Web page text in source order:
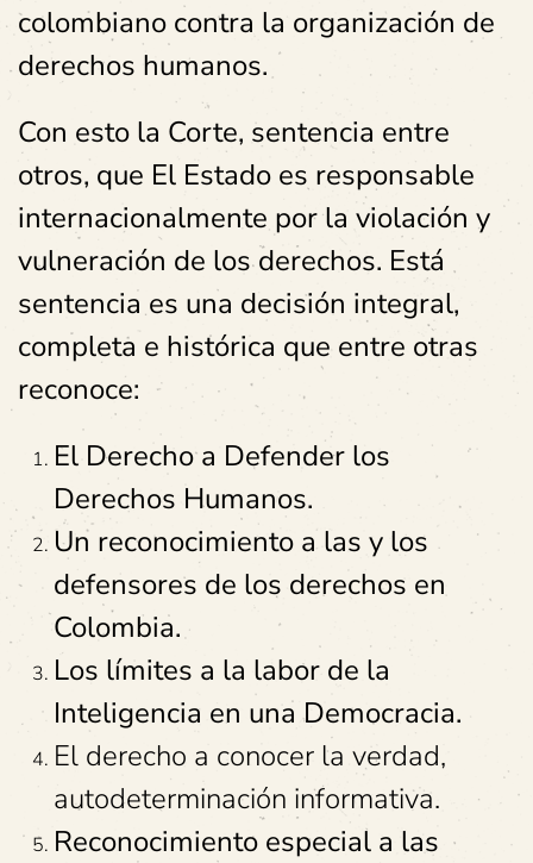
colombiano contra la organización de
derechos humanos.
Con esto la Corte, sentencia entre
otros, que El Estado es responsable
internacionalmente por la violación y
vulneración de los derechos. Está
sentencia es una decisión integral,
completa e histórica que entre otras
reconoce:
El Derecho a Defender los
Derechos Humanos.
Un reconocimiento a las y los
defensores de los derechos en
Colombia.
Los límites a la labor de la
Inteligencia en una Democracia.
El derecho a conocer la verdad,
autodeterminación informativa.
Reconocimiento especial a las